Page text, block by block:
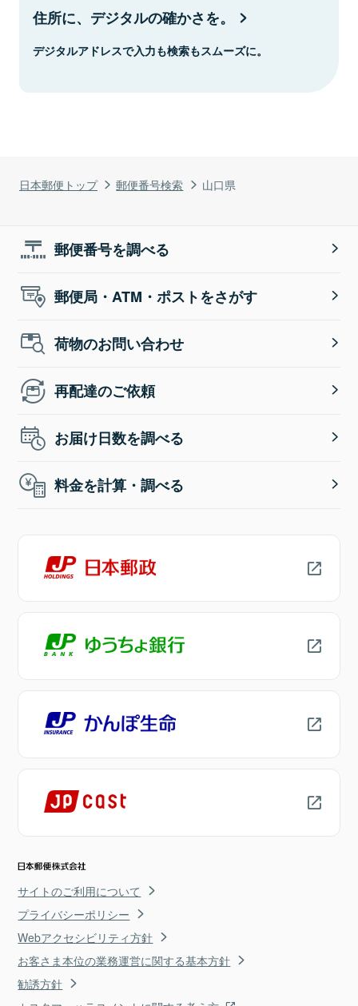
日本郵便トップ 郵便番号検索 山口県
住所に、デジタルの確かさを。
デジタルアドレスで入力も検索もスムーズに。
郵便番号を調べる
郵便局・ATM・ポストをさがす
荷物のお問い合わせ
再配達のご依頼
お届け日数を調べる
料金を計算・調べる
サイトのご利用について
プライバシーポリシー
Webアクセシビリティ方針
お客さま本位の業務運営に関する基本方針
勧誘方針